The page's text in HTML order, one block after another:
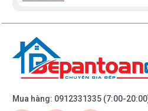
Mua hàng: 0912331335 (7:00-